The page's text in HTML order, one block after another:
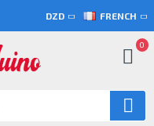
DZD FRENCH
0